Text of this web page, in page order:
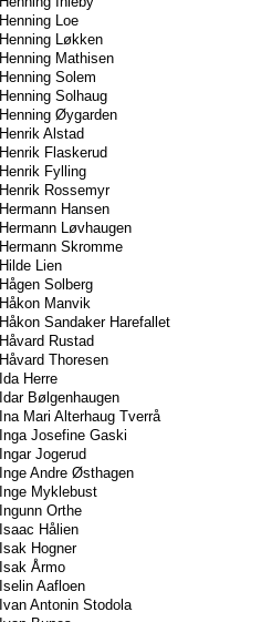
Henning Loe
Henning Løkken
Henning Mathisen
Henning Solem
Henning Solhaug
Henning Øygarden
Henrik Alstad
Henrik Flaskerud
Henrik Fylling
Henrik Rossemyr
Hermann Hansen
Hermann Løvhaugen
Hermann Skromme
Hilde Lien
Hågen Solberg
Håkon Manvik
Håkon Sandaker Harefallet
Håvard Rustad
Håvard Thoresen
Ida Herre
Idar Bølgenhaugen
Ina Mari Alterhaug Tverrå
Inga Josefine Gaski
Ingar Jogerud
Inge Andre Østhagen
Inge Myklebust
Ingunn Orthe
Isaac Hålien
Isak Hogner
Isak Årmo
Iselin Aafloen
Ivan Antonin Stodola